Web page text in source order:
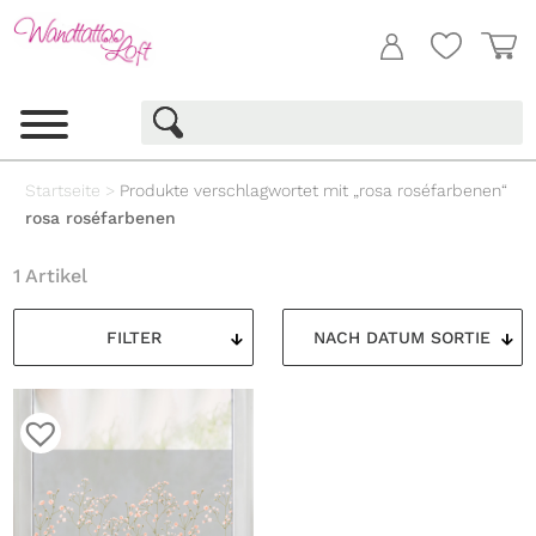
Startseite > Produkte verschlagwortet mit „rosa roséfarbenen“
rosa roséfarbenen
FILTER
1 Artikel